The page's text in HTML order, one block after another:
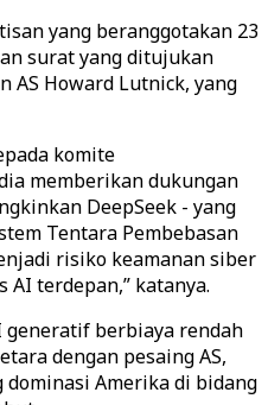
yang beranggotakan 23
surat yang ditujukan
AS Howard Lutnick, yang
komite
memberikan dukungan
DeepSeek - yang
Tentara Pembebasan
risiko keamanan siber
terdepan,” katanya.
generatif berbiaya rendah
dengan pesaing AS,
dominasi Amerika di bidang